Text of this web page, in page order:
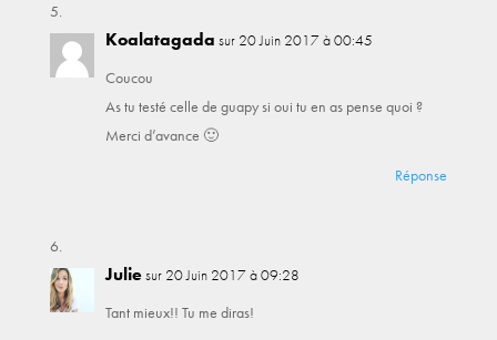
Koalatagada sur 20 Juin 2017 à 00:45
Coucou
As tu testé celle de guapy si oui tu en as pense quoi ?
Merci d’avance 🙂
Réponse
Juliesur 20 Juin 2017 à 09:28
Tant mieux!! Tu me diras!